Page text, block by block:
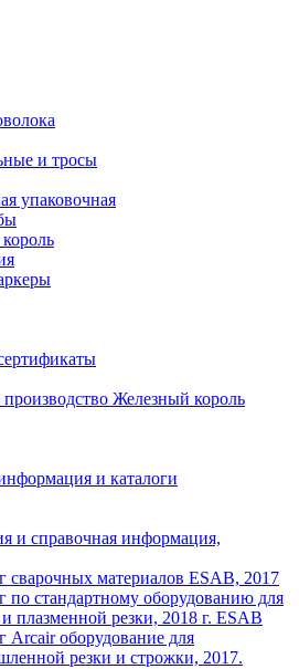
и тросы
упаковочная
Железный король
и каталоги
и справочная информация,
сварочных материалов ESAB, 2017
по стандартному оборудованию для
плазменной резки, 2018 г. ESAB
Arcair оборудование для
резки и строжки, 2017.